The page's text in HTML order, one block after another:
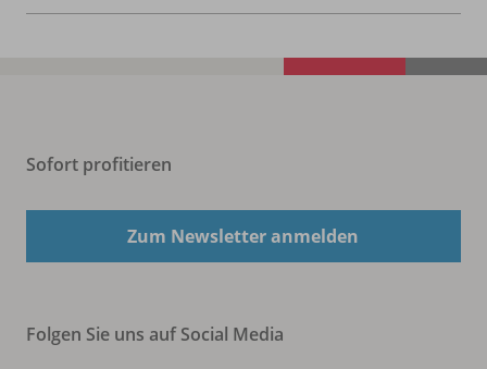
Sofort profitieren
Zum Newsletter anmelden
Folgen Sie uns auf Social Media